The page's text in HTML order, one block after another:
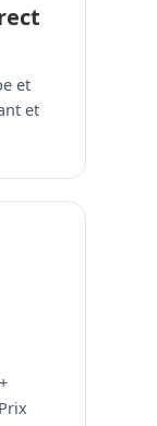
et
et